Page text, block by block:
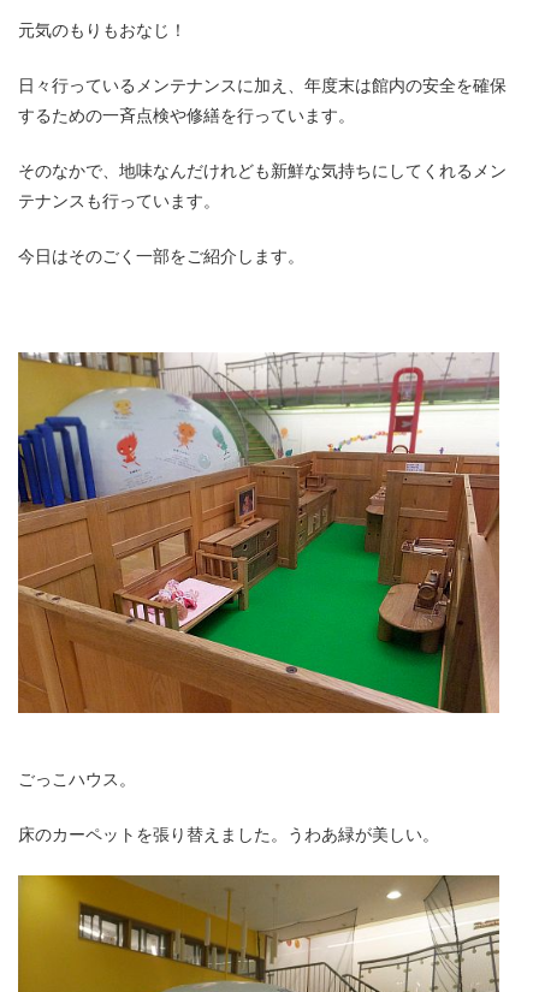
元気のもりもおなじ！
日々行っているメンテナンスに加え、年度末は館内の安全を確保
するための一斉点検や修繕を行っています。
そのなかで、地味なんだけれども新鮮な気持ちにしてくれるメン
テナンスも行っています。
今日はそのごく一部をご紹介します。
ごっこハウス。
床のカーペットを張り替えました。うわあ緑が美しい。